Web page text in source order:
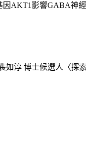
因AKT1影響GABA神
裴如淳 博士候選人〈